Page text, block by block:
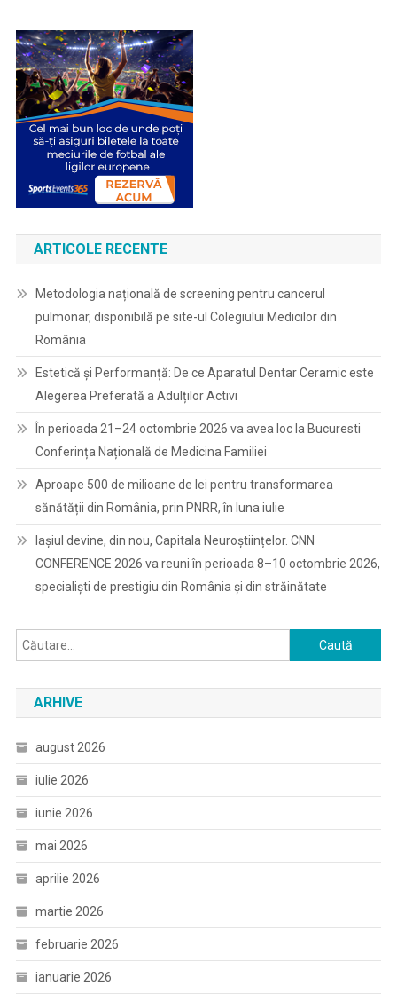
ARTICOLE RECENTE
Metodologia națională de screening pentru cancerul
pulmonar, disponibilă pe site-ul Colegiului Medicilor din
România
Estetică și Performanță: De ce Aparatul Dentar Ceramic este
Alegerea Preferată a Adulților Activi
În perioada 21–24 octombrie 2026 va avea loc la Bucuresti
Conferința Națională de Medicina Familiei
Aproape 500 de milioane de lei pentru transformarea
sănătății din România, prin PNRR, în luna iulie
Iașiul devine, din nou, Capitala Neuroștiințelor. CNN
CONFERENCE 2026 va reuni în perioada 8–10 octombrie 2026,
specialiști de prestigiu din România și din străinătate
Caută
după:
ARHIVE
august 2026
iulie 2026
iunie 2026
mai 2026
aprilie 2026
martie 2026
februarie 2026
ianuarie 2026